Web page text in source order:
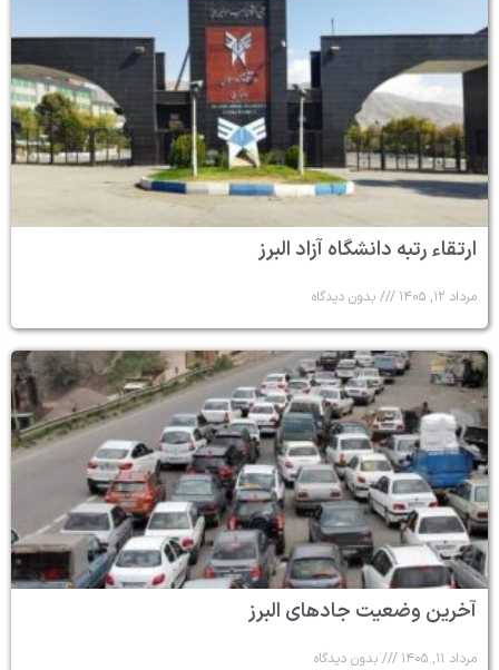
ارتقاء رتبه دانشگاه آزاد البرز
مرداد ۱۲, ۱۴۰۵ بدون دیدگاه
آخرین وضعیت جادهای البرز
مرداد ۱۱, ۱۴۰۵ بدون دیدگاه